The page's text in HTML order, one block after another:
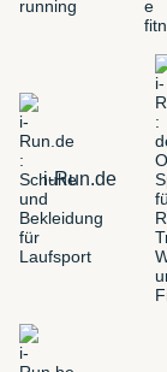
i-Run.de